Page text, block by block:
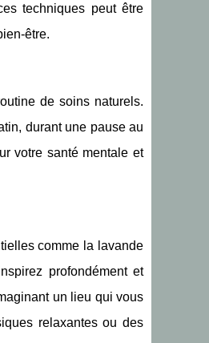
techniques peut être
être.
de soins naturels.
durant une pause au
votre santé mentale et
comme la lavande
profondément et
un lieu qui vous
relaxantes ou des